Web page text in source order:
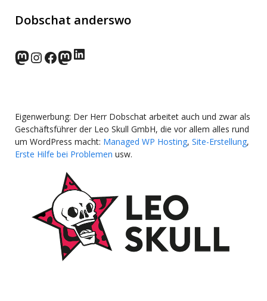
Dobschat anderswo
norden.social
Instagram
Facebook
wp-punks.social
LinkedIn
Eigenwerbung: Der Herr Dobschat arbeitet auch und zwar als
Geschäftsführer der Leo Skull GmbH, die vor allem alles rund
um WordPress macht: Managed WP Hosting, Site-Erstellung,
Erste Hilfe bei Problemen usw.